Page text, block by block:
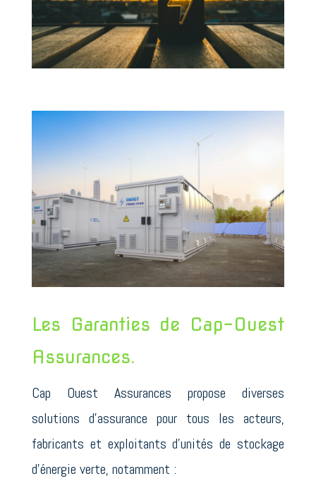
Les Garanties de Cap-Ouest
Assurances.
Cap Ouest Assurances propose diverses
solutions d’assurance pour tous les acteurs,
fabricants et exploitants d’unités de stockage
d’énergie verte, notamment :